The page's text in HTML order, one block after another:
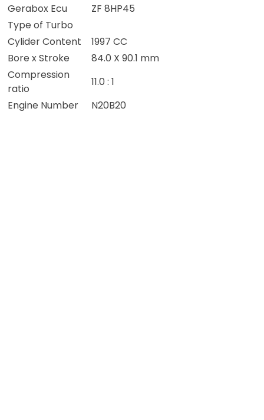
Gerabox Ecu
ZF 8HP45
Type of Turbo
Cylider Content
1997 CC
Bore x Stroke
84.0 X 90.1 mm
Compression
ratio
11.0 : 1
Engine Number
N20B20